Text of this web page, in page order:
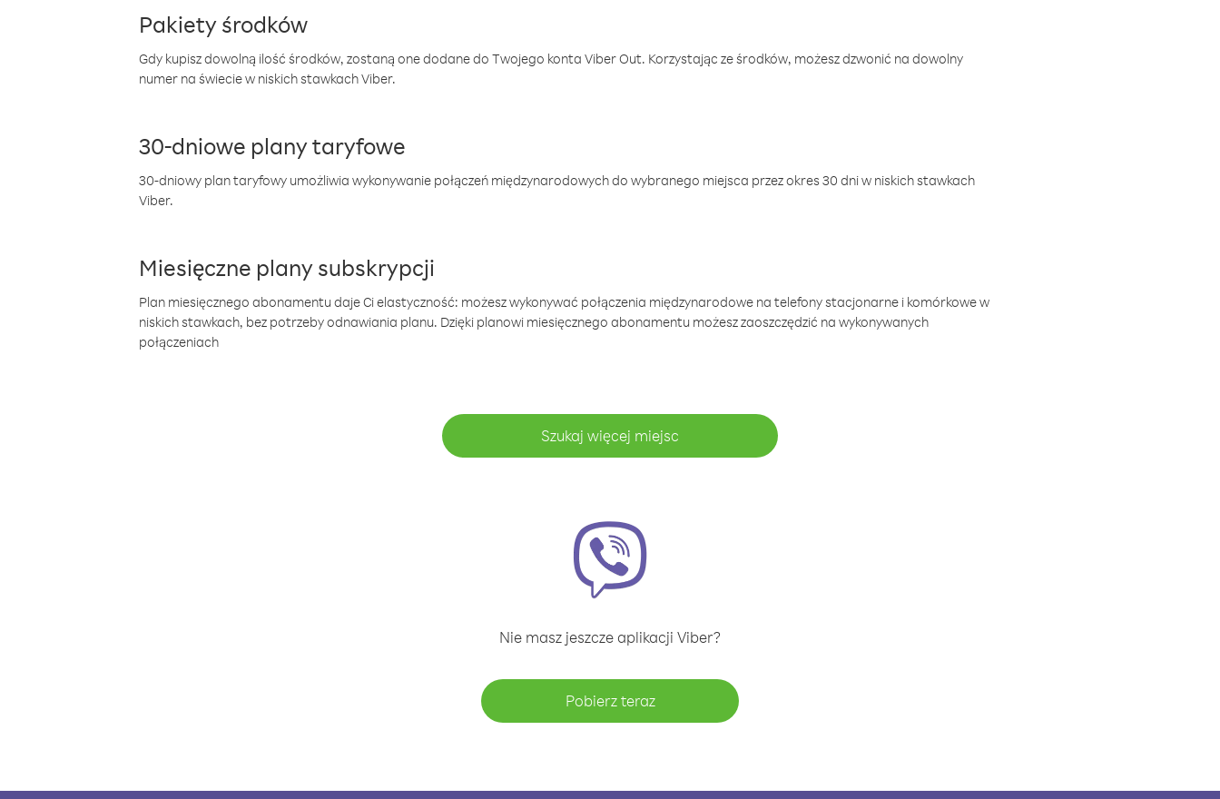
Pakiety środków
Gdy kupisz dowolną ilość środków, zostaną one dodane do Twojego konta Viber Out. Korzystając ze środków, możesz dzwonić na dowolny
numer na świecie w niskich stawkach Viber.
30-dniowe plany taryfowe
30-dniowy plan taryfowy umożliwia wykonywanie połączeń międzynarodowych do wybranego miejsca przez okres 30 dni w niskich stawkach
Viber.
Miesięczne plany subskrypcji
Plan miesięcznego abonamentu daje Ci elastyczność: możesz wykonywać połączenia międzynarodowe na telefony stacjonarne i komórkowe w
niskich stawkach, bez potrzeby odnawiania planu. Dzięki planowi miesięcznego abonamentu możesz zaoszczędzić na wykonywanych
połączeniach
Szukaj więcej miejsc
Nie masz jeszcze aplikacji Viber?
Pobierz teraz